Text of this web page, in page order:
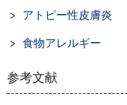
アトピー性皮膚炎
食物アレルギー
参考文献